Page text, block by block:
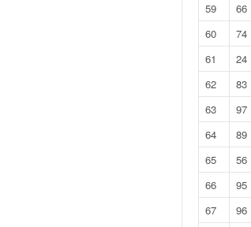
59
66
60
74
61
24
62
83
63
97
64
89
65
56
66
95
67
96